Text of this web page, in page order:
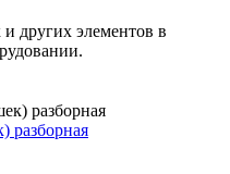
других элементов в
разборная